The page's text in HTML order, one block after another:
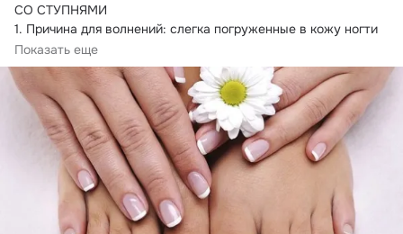
СО СТУПНЯМИ
1. Причина для волнений: слегка погруженные в кожу ногти
пальцев ног, которые оставляют выемку на пальцах,
похожую по форме на ложку
Показать еще